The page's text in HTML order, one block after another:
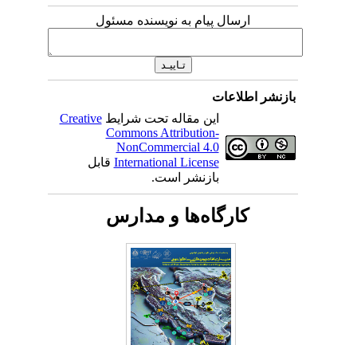
ارسال پیام به نویسنده مسئول
بازنشر اطلاعات
این مقاله تحت شرایطCreative
Commons Attribution-
NonCommercial 4.0
International Licenseقابل
بازنشر است.
کارگاه‌ها و مدارس